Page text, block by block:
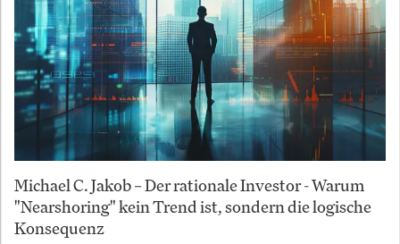
Michael C. Jakob – Der rationale Investor - Warum
"Nearshoring" kein Trend ist, sondern die logische
Konsequenz